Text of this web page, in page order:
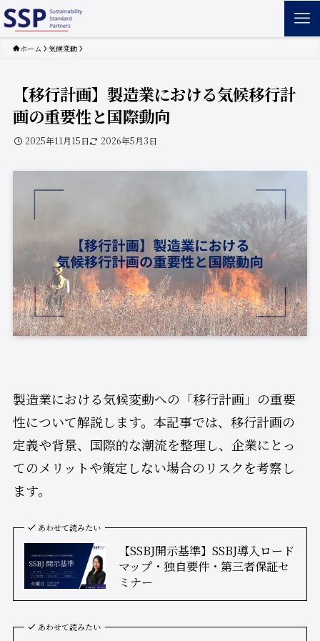
ホーム 気候変動
【移行計画】製造業における気候移行計
画の重要性と国際動向
2025年11月15日 2026年5月3日
製造業における気候変動への「移行計画」の重要
性について解説します。本記事では、移行計画の
定義や背景、国際的な潮流を整理し、企業にとっ
てのメリットや策定しない場合のリスクを考察し
ます。
あわせて読みたい
【SSBJ開示基準】SSBJ導入ロード
マップ・独自要件・第三者保証セ
ミナー
あわせて読みたい